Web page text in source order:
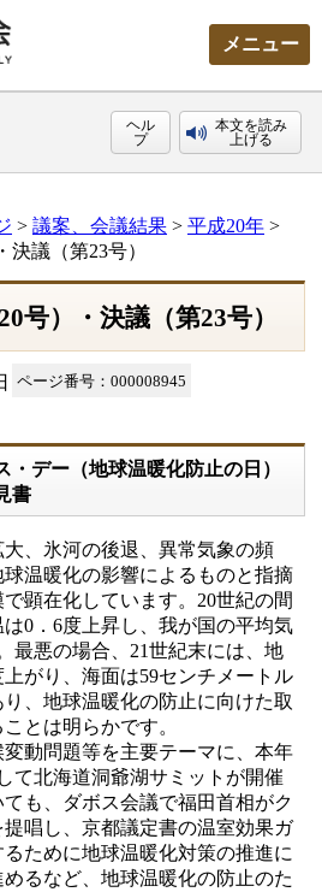
メニュー
ヘル
プ
本文を読み
上げる
> 議案、会議結果 > 平成20年 >
議（第23号）
号）・決議（第23号）
ページ番号：000008945
・デー（地球温暖化防止の日）
書
、氷河の後退、異常気象の頻
温暖化の影響によるものと指摘
顕在化しています。20世紀の間
0．6度上昇し、我が国の平均気
最悪の場合、21世紀末には、地
がり、海面は59センチメートル
り、地球温暖化の防止に向けた取
とは明らかです。
動問題等を主要テーマに、本年
て北海道洞爺湖サミットが開催
も、ダボス会議で福田首相がク
唱し、京都議定書の温室効果ガ
ために地球温暖化対策の推進に
るなど、地球温暖化の防止のた